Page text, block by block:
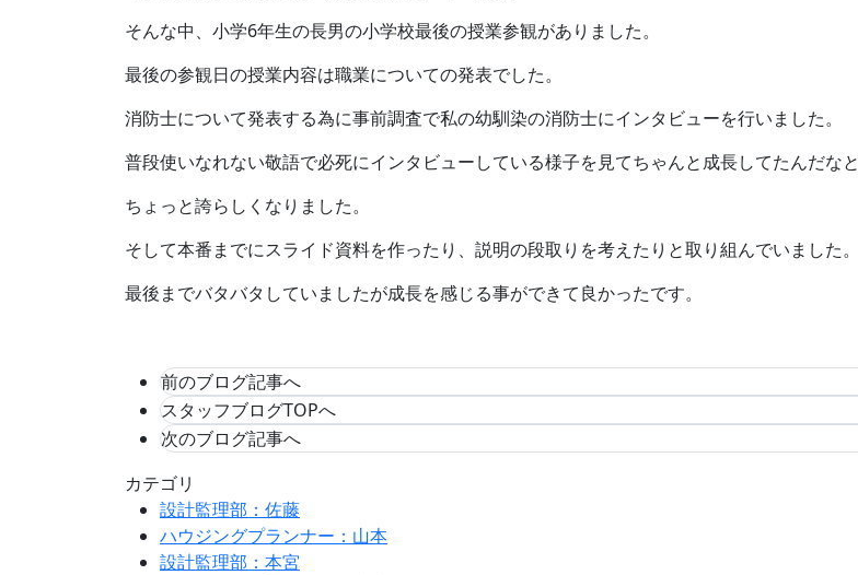
そんな中、小学6年生の長男の小学校最後の授業参観がありました。
最後の参観日の授業内容は職業についての発表でした。
消防士について発表する為に事前調査で私の幼馴染の消防士にインタビューを行いました。
普段使いなれない敬語で必死にインタビューしている様子を見てちゃんと成長してたんだなと
ちょっと誇らしくなりました。
そして本番までにスライド資料を作ったり、説明の段取りを考えたりと取り組んでいました。
最後までバタバタしていましたが成長を感じる事ができて良かったです。
前のブログ記事へ
スタッフブログTOPへ
次のブログ記事へ
カテゴリ
設計監理部：佐藤
ハウジングプランナー：山本
設計監理部：本宮